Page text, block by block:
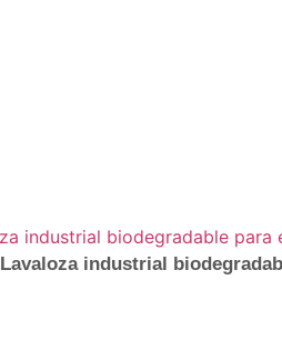
Lavaloza industrial